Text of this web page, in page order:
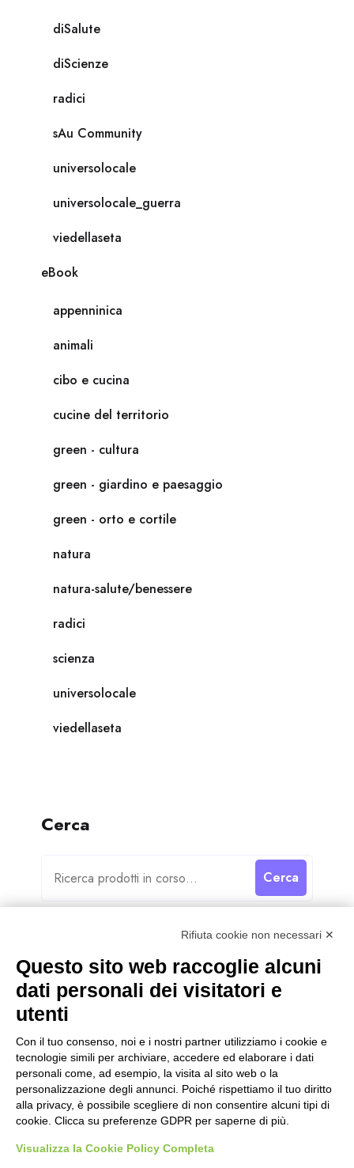
diSalute
diScienze
radici
sAu Community
universolocale
universolocale_guerra
viedellaseta
eBook
appenninica
animali
cibo e cucina
cucine del territorio
green - cultura
green - giardino e paesaggio
green - orto e cortile
natura
natura-salute/benessere
radici
scienza
universolocale
viedellaseta
Cerca
Cerca
Categorie
Categorie
Rifiuta cookie non necessari ✕
Questo sito web raccoglie alcuni
dati personali dei visitatori e
utenti
Con il tuo consenso, noi e i nostri partner utilizziamo i cookie e
tecnologie simili per archiviare, accedere ed elaborare i dati
personali come, ad esempio, la visita al sito web o la
personalizzazione degli annunci. Poiché rispettiamo il tuo diritto
alla privacy, è possibile scegliere di non consentire alcuni tipi di
cookie. Clicca su preferenze GDPR per saperne di più.
Visualizza la Cookie Policy Completa